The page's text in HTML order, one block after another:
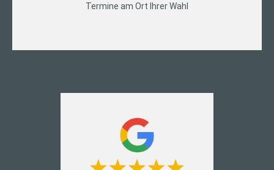
Termine am Ort Ihrer Wahl